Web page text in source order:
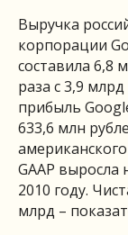
Выручка
корпорации
составила 6,8
раза с 3,9
прибыль
633,6 млн
GAAP выросла
2010 году.
млрд –